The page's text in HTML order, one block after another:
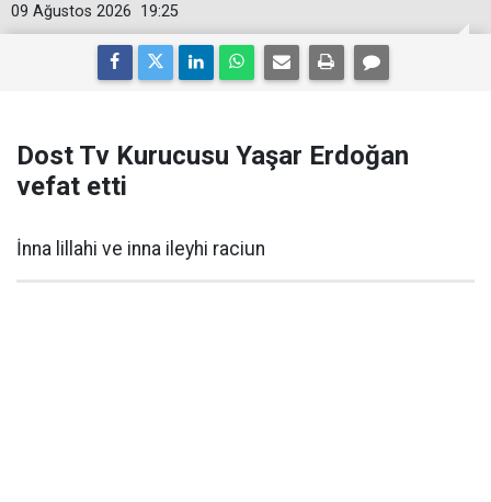
19:25
09 Ağustos 2026
Dost Tv Kurucusu Yaşar Erdoğan
vefat etti
İnna lillahi ve inna ileyhi raciun